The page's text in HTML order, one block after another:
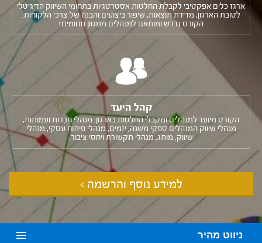
ארגז כלים אפקטיבי לקבלת החלטות אסטרטגיות בתחומי השיווק הדיגיטלי
לטובת הארגון, מדידת תוצאות, שיפור ביצועים והבנה של צרכי הלקוחות.
הקורס נדרש ומותאם למנהלים ממגוון תחומים!
קהל היעד
הקורס מיועד למנהלים ומקבלי החלטות בארגון: מנהלי חברות ועמותות,
מנהלי שיווק המנהלים ספקי משנה, יזמים, מנהלי פיתוח עסקי, מנהלי
שיווק, מותג, מנהלי תקשורת ויחסי ציבור.
למידע נוסף והרשמה >
ניווט מהיר